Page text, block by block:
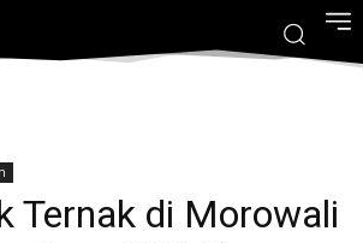
Ternak di Morowali